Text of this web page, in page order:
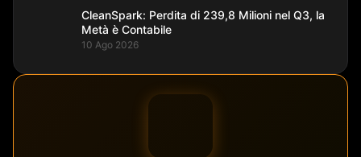
CleanSpark: Perdita di 239,8 Milioni nel Q3, la
Metà è Contabile
10 Ago 2026